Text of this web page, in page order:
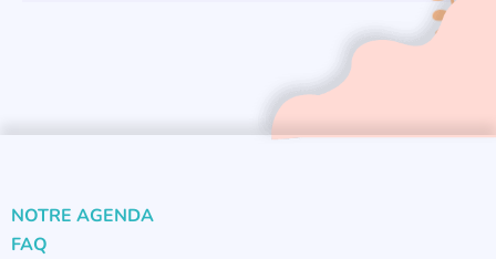
NOTRE AGENDA
FAQ